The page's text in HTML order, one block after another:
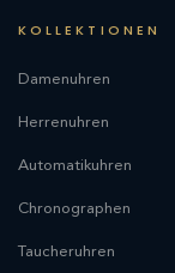
KOLLEKTIONEN
Damenuhren
Herrenuhren
Automatikuhren
Chronographen
Taucheruhren